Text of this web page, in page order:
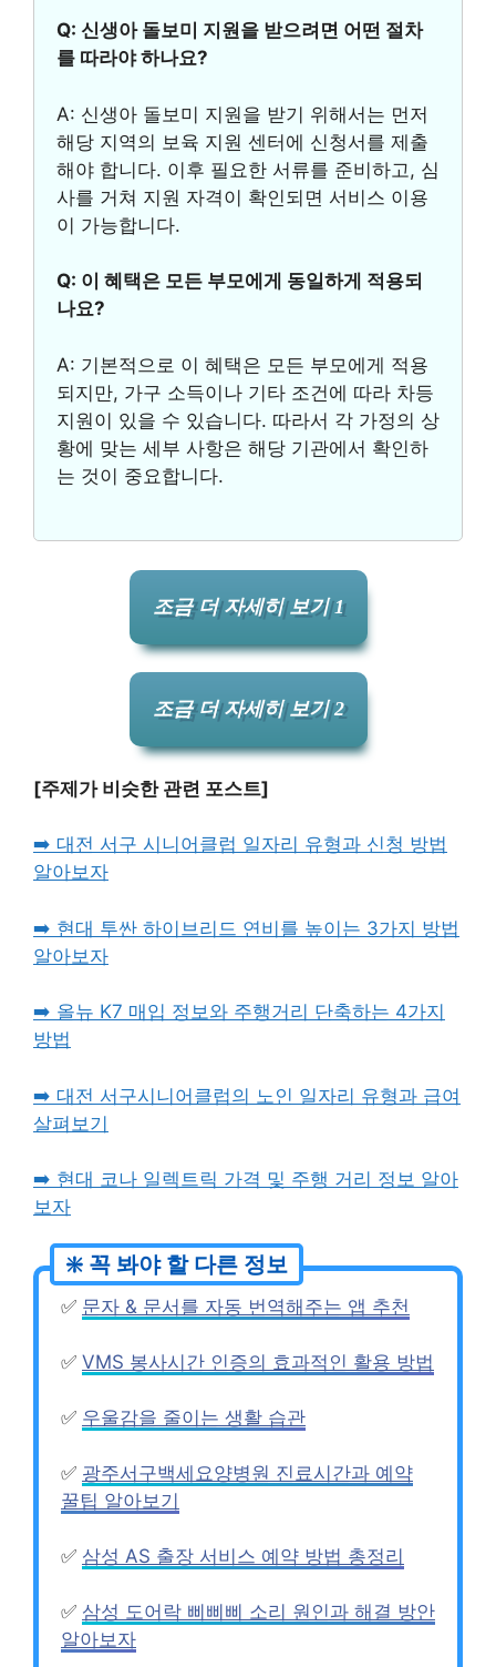
Q: 신생아 돌보미 지원을 받으려면 어떤 절차
를 따라야 하나요?
A: 신생아 돌보미 지원을 받기 위해서는 먼저
해당 지역의 보육 지원 센터에 신청서를 제출
해야 합니다. 이후 필요한 서류를 준비하고, 심
사를 거쳐 지원 자격이 확인되면 서비스 이용
이 가능합니다.
Q: 이 혜택은 모든 부모에게 동일하게 적용되
나요?
A: 기본적으로 이 혜택은 모든 부모에게 적용
되지만, 가구 소득이나 기타 조건에 따라 차등
지원이 있을 수 있습니다. 따라서 각 가정의 상
황에 맞는 세부 사항은 해당 기관에서 확인하
는 것이 중요합니다.
조금 더 자세히 보기 1
조금 더 자세히 보기 2
[주제가 비슷한 관련 포스트]
➡️ 대전 서구 시니어클럽 일자리 유형과 신청 방법
알아보자
➡️ 현대 투싼 하이브리드 연비를 높이는 3가지 방법
알아보자
➡️ 올뉴 K7 매입 정보와 주행거리 단축하는 4가지
방법
➡️ 대전 서구시니어클럽의 노인 일자리 유형과 급여
살펴보기
➡️ 현대 코나 일렉트릭 가격 및 주행 거리 정보 알아
보자
✅ 문자 & 문서를 자동 번역해주는 앱 추천
✅ VMS 봉사시간 인증의 효과적인 활용 방법
✅ 우울감을 줄이는 생활 습관
✅ 광주서구백세요양병원 진료시간과 예약
꿀팁 알아보기
✅ 삼성 AS 출장 서비스 예약 방법 총정리
✅ 삼성 도어락 삐삐삐 소리 원인과 해결 방안
알아보자